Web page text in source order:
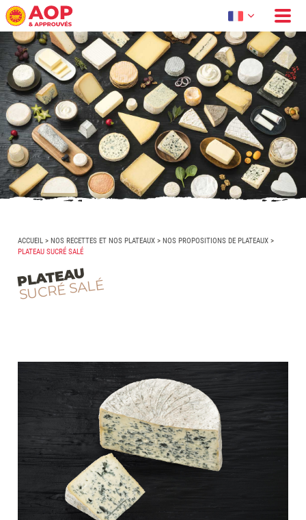
ACCUEIL >NOS RECETTES ET NOS PLATEAUX >NOS PROPOSITIONS DE PLATEAUX >
PLATEAU SUCRÉ SALÉ
PLATEAU
SUCRÉ SALÉ